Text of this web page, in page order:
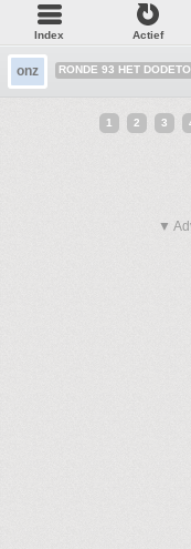
Index Actief
onz RONDE 93 HET
1 2 3
▼